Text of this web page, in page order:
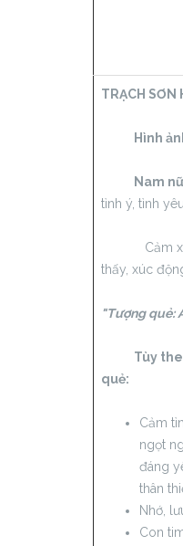
TRẠCH SƠN
Hình ảnh
Nam nữ
tình ý, tình yêu.
Cảm xúc,
thấy, xúc
"Tượng quẻ:
Tùy theo
quẻ:
Cảm
ngọt
đáng
thân
Nhớ,
Con